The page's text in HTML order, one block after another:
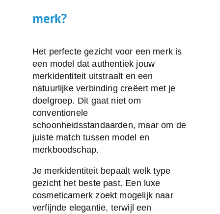
merk?
Het perfecte gezicht voor een merk is
een model datauthentiek jouw
merkidentiteit uitstraalt en een
natuurlijke verbinding creëert met je
doelgroep. Dit gaat niet om
conventionele
schoonheidsstandaarden, maar om de
juiste match tussen model en
merkboodschap.
Je merkidentiteit bepaalt welk type
gezicht het beste past. Een luxe
cosmeticamerk zoekt mogelijk naar
verfijnde elegantie, terwijl een